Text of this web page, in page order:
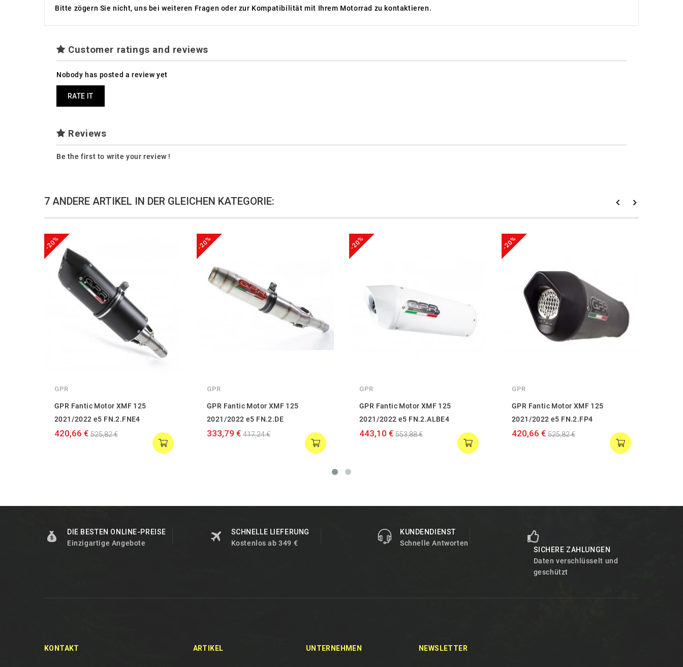
Bitte zögern Sie nicht, uns bei weiteren Fragen oder zur Kompatibilität mit Ihrem Motorrad zu kontaktieren.
Customer ratings and reviews
Nobody has posted a review yet
RATE IT
Reviews
Be the first to write your review !
7 ANDERE ARTIKEL IN DER GLEICHEN KATEGORIE:
-20%
GPR
GPR Fantic Motor XMF 125
2021/2022 e5 FN.2.FNE4
420,66 € 525,82 €
-20%
GPR
GPR Fantic Motor XMF 125
2021/2022 e5 FN.2.DE
333,79 € 417,24 €
-20%
GPR
GPR Fantic Motor XMF 125
2021/2022 e5 FN.2.ALBE4
443,10 € 553,88 €
-20%
GPR
GPR Fantic Motor XMF 125
2021/2022 e5 FN.2.FP4
420,66 € 525,82 €
DIE BESTEN ONLINE-PREISE
Einzigartige Angebote
SCHNELLE LIEFERUNG
Kostenlos ab 349 €
KUNDENDIENST
Schnelle Antworten
SICHERE ZAHLUNGEN
Daten verschlüsselt und
geschützt
KONTAKT ARTIKEL UNTERNEHMEN NEWSLETTER